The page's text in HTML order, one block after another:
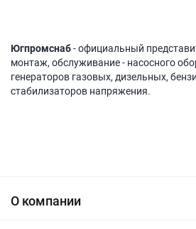
Югпромснаб- официальный
монтаж, обслуживание - насосного
генераторов газовых, дизельных,
стабилизаторов напряжения.
О компании